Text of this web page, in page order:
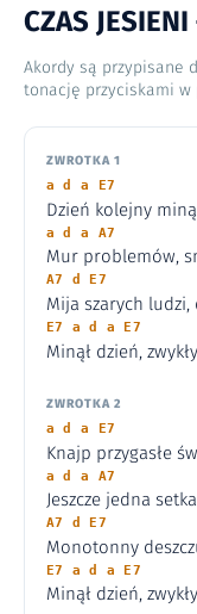
CZAS
Akordy są przypisane
tonację przyciskami w
ZWROTKA 1
a d a E7
Dzień kolejny
a d a A7
Mur problemów,
A7 d E7
Mija szarych ludzi,
E7 a d a E7
Minął dzień,
ZWROTKA 2
a d a E7
Knajp przygasłe
a d a A7
Jeszcze jedna
A7 d E7
Monotonny
E7 a d a E7
Minął dzień,